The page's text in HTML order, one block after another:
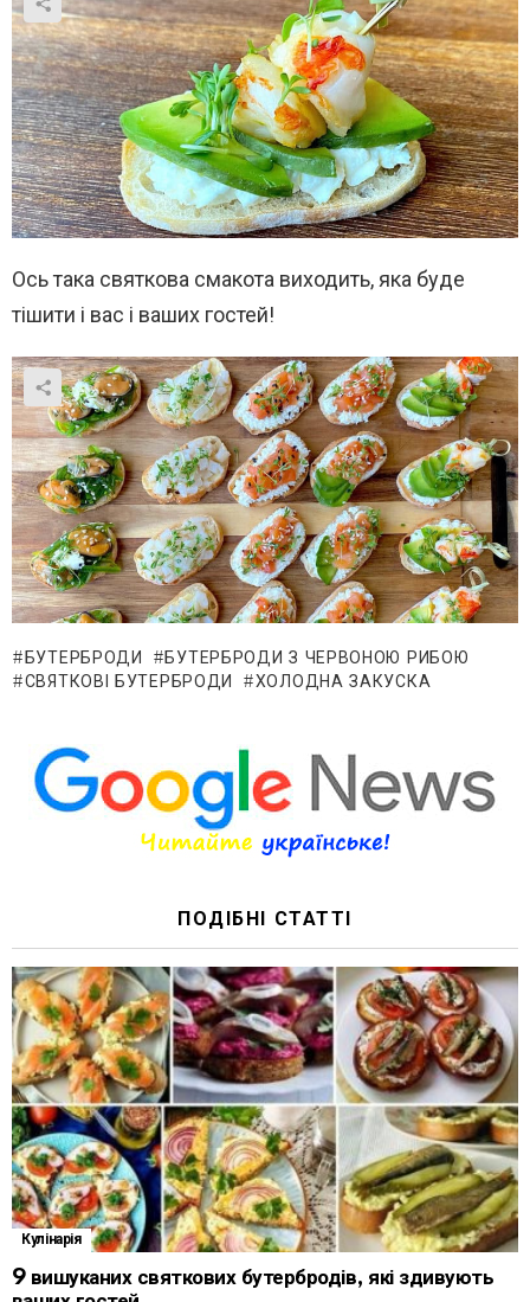
Ось така святкова смакота виходить, яка буде
тішити і вас і ваших гостей!
БУТЕРБРОДИ
БУТЕРБРОДИ З ЧЕРВОНОЮ РИБОЮ
СВЯТКОВІ БУТЕРБРОДИ
ХОЛОДНА ЗАКУСКА
ПОДІБНІ СТАТТІ
Кулінарія
9 вишуканих святкових бутербродів, які здивують